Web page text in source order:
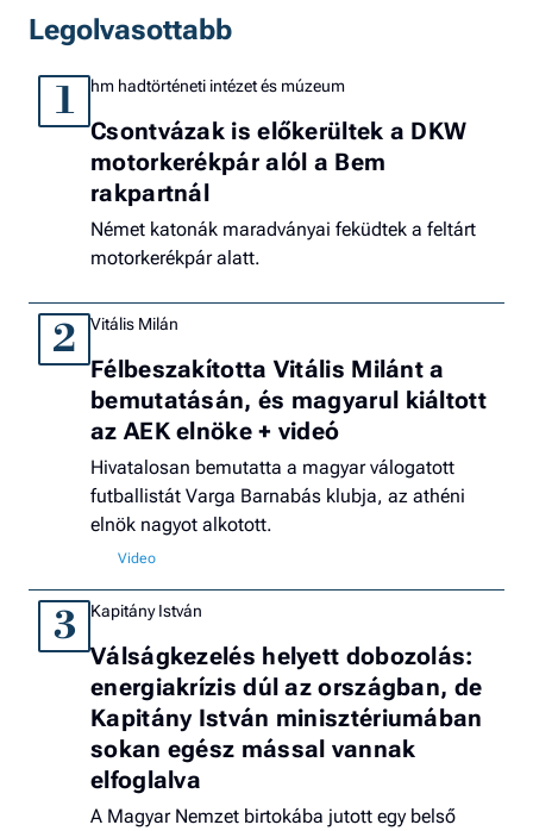
Legolvasottabb
1 hm hadtörténeti intézet és múzeum
Csontvázak is előkerültek a DKW
motorkerékpár alól a Bem
rakpartnál
Német katonák maradványai feküdtek a feltárt
motorkerékpár alatt.
2 Vitális Milán
Félbeszakította Vitális Milánt a
bemutatásán, és magyarul kiáltott
az AEK elnöke + videó
Hivatalosan bemutatta a magyar válogatott
futballistát Varga Barnabás klubja, az athéni
elnök nagyot alkotott.
3 Kapitány István
Válságkezelés helyett dobozolás:
energiakrízis dúl az országban, de
Kapitány István minisztériumában
sokan egész mással vannak
elfoglalva
A Magyar Nemzet birtokába jutott egy belső